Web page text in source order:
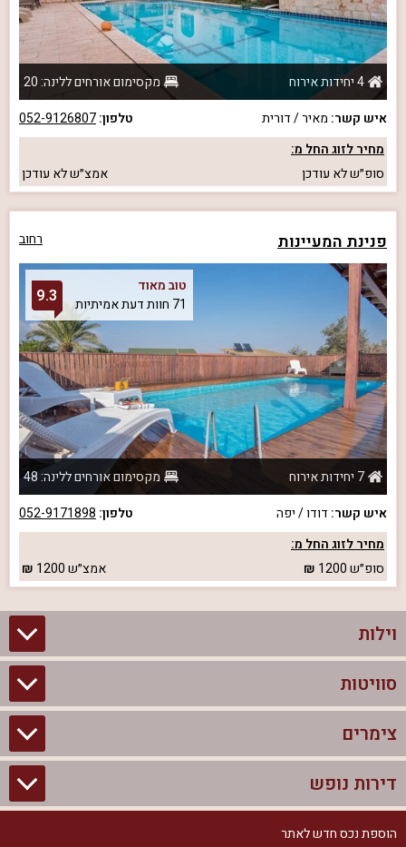
4 יחידות אירוח
מקסימום אורחים ללינה: 20
איש קשר: מאיר / דורית טלפון:052-9126807
מחיר לזוג החל מ:
סופ״שלא עודכן אמצ״שלא עודכן
פנינת המעיינות רחוב
טוב מאוד
71 חוות דעת אמיתיות
9.3
7 יחידות אירוח
מקסימום אורחים ללינה: 48
איש קשר: דודו / יפה טלפון: 052-9171898
מחיר לזוג החל מ:
סופ״ש1200 אמצ״ש1200
וילות
וילות בצפון
וילות להשכרה
וילות למסיבת רווקים
סוויטות
סוויטות בצפון
צימרים לזוגות עם בריכה פרטית
צימרים
צימרים בצפון
צימרים לזוגות
דירות נופש
דירות נופש בצפון
הוספת נכס חדש לאתר